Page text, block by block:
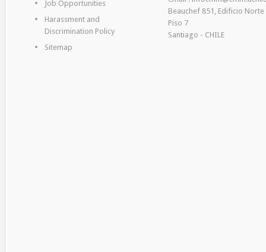
Job Opportunities
Harassment and
Discrimination Policy
Sitemap
Beauchef 851, Edificio Norte
Piso 7
Santiago - CHILE